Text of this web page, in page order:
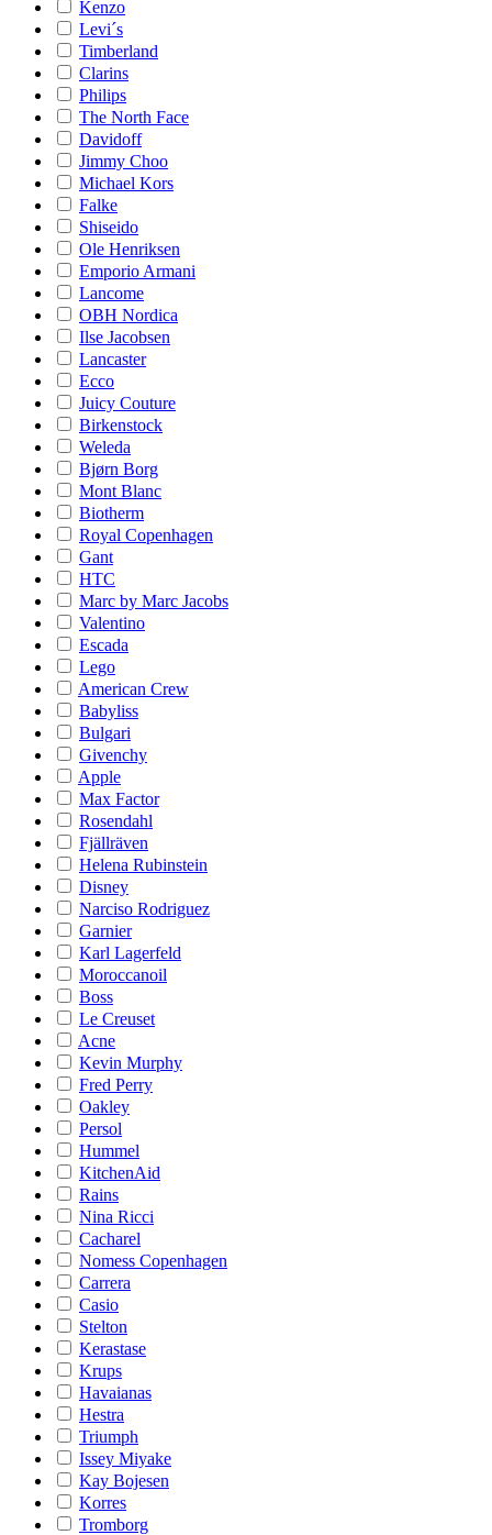
Kenzo
Levi´s
Timberland
Clarins
Philips
The North Face
Davidoff
Jimmy Choo
Michael Kors
Falke
Shiseido
Ole Henriksen
Emporio Armani
Lancome
OBH Nordica
Ilse Jacobsen
Lancaster
Ecco
Juicy Couture
Birkenstock
Weleda
Bjørn Borg
Mont Blanc
Biotherm
Royal Copenhagen
Gant
HTC
Marc by Marc Jacobs
Valentino
Escada
Lego
American Crew
Babyliss
Bulgari
Givenchy
Apple
Max Factor
Rosendahl
Fjällräven
Helena Rubinstein
Disney
Narciso Rodriguez
Garnier
Karl Lagerfeld
Moroccanoil
Boss
Le Creuset
Acne
Kevin Murphy
Fred Perry
Oakley
Persol
Hummel
KitchenAid
Rains
Nina Ricci
Cacharel
Nomess Copenhagen
Carrera
Casio
Stelton
Kerastase
Krups
Havaianas
Hestra
Triumph
Issey Miyake
Kay Bojesen
Korres
Tromborg